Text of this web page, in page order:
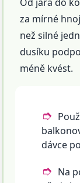
za mírné
než silné
dusíku
méně kvést.
dávce
Na